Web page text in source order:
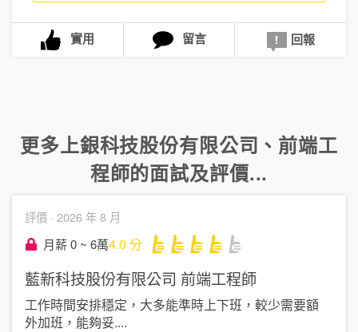
實用 留言 回報
更多上銀科技股份有限公司 、 前端工
程師的面試及評價...
評價 · 2026 年 8 月
月薪 0 ~ 6萬4.0 分
藍新科技股份有限公司 前端工程師
工作時間安排穩定，大多能準時上下班，較少需要額
外加班，能夠妥....